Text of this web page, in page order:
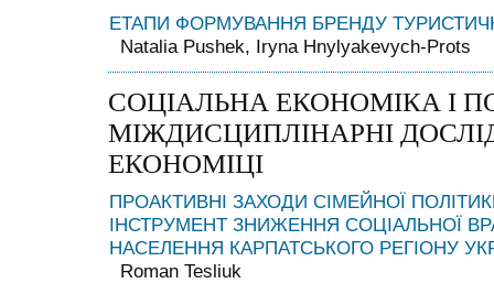
ЕТАПИ ФОРМУВАННЯ БРЕНДУ
Natalia Pushek, Iryna Hnylyakevych-Prots
СОЦІАЛЬНА ЕКОНОМІКА І
МІЖДИСЦИПЛІНАРНІ
ЕКОНОМІЦІ
ПРОАКТИВНІ ЗАХОДИ СІМЕЙНОЇ
ІНСТРУМЕНТ ЗНИЖЕННЯ СОЦІАЛЬНОЇ
НАСЕЛЕННЯ КАРПАТСЬКОГО РЕГІОНУ
Roman Tesliuk